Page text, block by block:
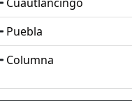
Puebla
Columna